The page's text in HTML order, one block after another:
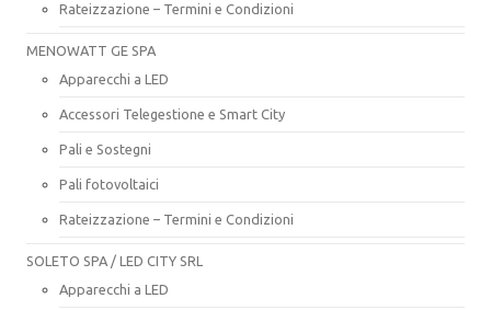
Rateizzazione – Termini e Condizioni
MENOWATT GE SPA
Apparecchi a LED
Accessori Telegestione e Smart City
Pali e Sostegni
Pali fotovoltaici
Rateizzazione – Termini e Condizioni
SOLETO SPA / LED CITY SRL
Apparecchi a LED